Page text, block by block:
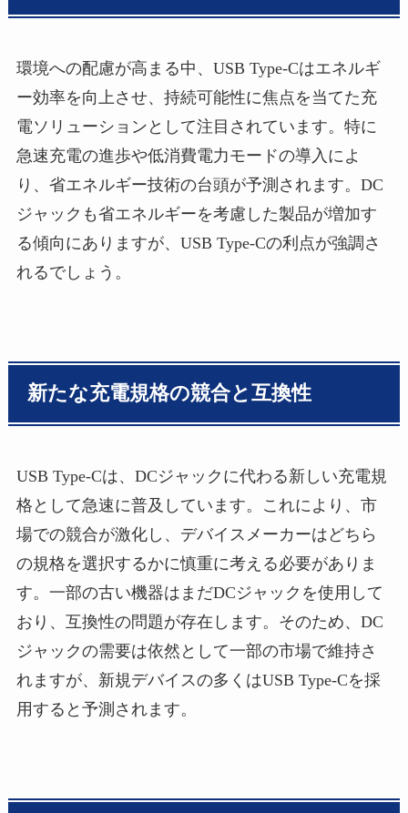
環境への配慮が高まる中、USB Type-Cはエネルギ
ー効率を向上させ、持続可能性に焦点を当てた充
電ソリューションとして注目されています。特に
急速充電の進歩や低消費電力モードの導入によ
り、省エネルギー技術の台頭が予測されます。DC
ジャックも省エネルギーを考慮した製品が増加す
る傾向にありますが、USB Type-Cの利点が強調さ
れるでしょう。
新たな充電規格の競合と互換性
USB Type-Cは、DCジャックに代わる新しい充電規
格として急速に普及しています。これにより、市
場での競合が激化し、デバイスメーカーはどちら
の規格を選択するかに慎重に考える必要がありま
す。一部の古い機器はまだDCジャックを使用して
おり、互換性の問題が存在します。そのため、DC
ジャックの需要は依然として一部の市場で維持さ
れますが、新規デバイスの多くはUSB Type-Cを採
用すると予測されます。